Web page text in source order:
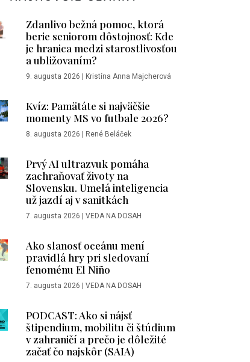
Zdanlivo bežná pomoc, ktorá
berie seniorom dôstojnosť: Kde
je hranica medzi starostlivosťou
a ubližovaním?
9. augusta 2026 | Kristína Anna Majcherová
Kvíz: Pamätáte si najväčšie
momenty MS vo futbale 2026?
8. augusta 2026 | René Beláček
Prvý AI ultrazvuk pomáha
zachraňovať životy na
Slovensku. Umelá inteligencia
už jazdí aj v sanitkách
7. augusta 2026 | VEDA NA DOSAH
Ako slanosť oceánu mení
pravidlá hry pri sledovaní
fenoménu El Niño
7. augusta 2026 | VEDA NA DOSAH
PODCAST: Ako si nájsť
štipendium, mobilitu či štúdium
v zahraničí a prečo je dôležité
začať čo najskôr (SAIA)